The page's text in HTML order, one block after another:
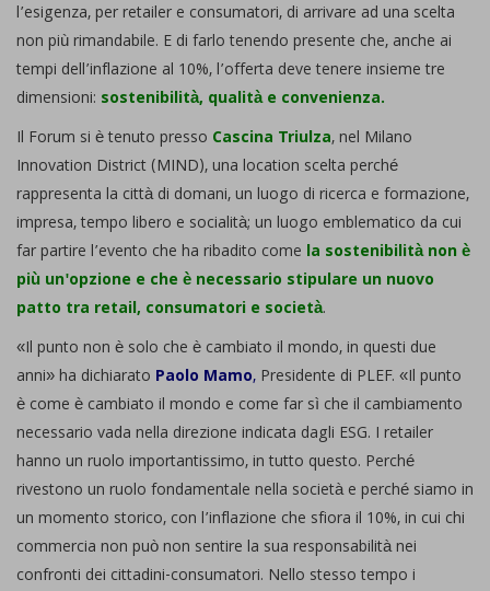
l’esigenza, per retailer e consumatori, di arrivare ad una scelta
non più rimandabile. E di farlo tenendo presente che, anche ai
tempi dell’inflazione al 10%, l’offerta deve tenere insieme tre
dimensioni: sostenibilità, qualità e convenienza.
Il Forum si è tenuto presso Cascina Triulza, nel Milano
Innovation District (MIND), una location scelta perché
rappresenta la città di domani, un luogo di ricerca e formazione,
impresa, tempo libero e socialità; un luogo emblematico da cui
far partire l’evento che ha ribadito come la sostenibilità non è
più un'opzione e che è necessario stipulare un nuovo
patto tra retail, consumatori e società.
«Il punto non è solo che è cambiato il mondo, in questi due
anni» ha dichiarato Paolo Mamo, Presidente di PLEF. «Il punto
è come è cambiato il mondo e come far sì che il cambiamento
necessario vada nella direzione indicata dagli ESG. I retailer
hanno un ruolo importantissimo, in tutto questo. Perché
rivestono un ruolo fondamentale nella società e perché siamo in
un momento storico, con l’inflazione che sfiora il 10%, in cui chi
commercia non può non sentire la sua responsabilità nei
confronti dei cittadini-consumatori. Nello stesso tempo i